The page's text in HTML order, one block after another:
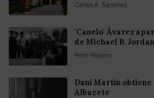
Carlos A. Sánchez
'Canelo' Ávarez
de Michael B. Jordan
Perro Páramo
Dani Martín
Albacete